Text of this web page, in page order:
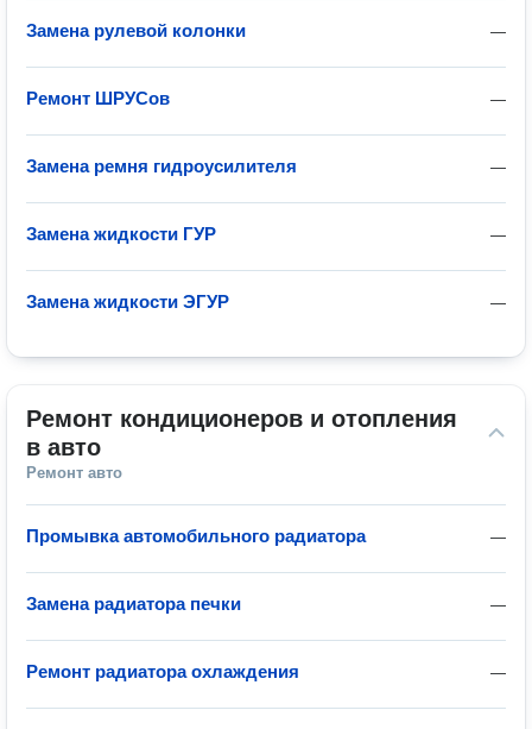
—
Замена рулевой колонки
—
Ремонт ШРУСов
—
Замена ремня гидроусилителя
—
Замена жидкости ГУР
—
Замена жидкости ЭГУР
Ремонт кондиционеров и отопления
в авто
Ремонт авто
—
Промывка автомобильного радиатора
—
Замена радиатора печки
—
Ремонт радиатора охлаждения